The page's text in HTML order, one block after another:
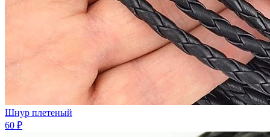
Шнур плетеный
60 ₽